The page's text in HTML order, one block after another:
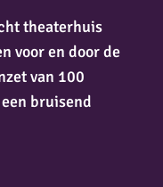
theaterhuis
voor en door de
van 100
bruisend